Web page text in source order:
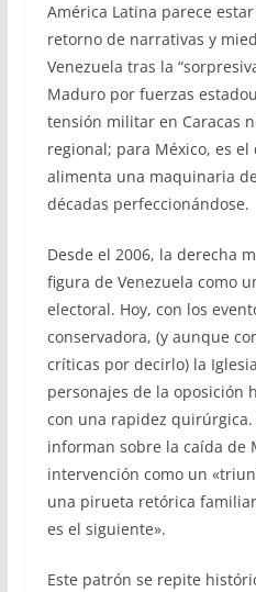
América Latina parece
retorno de narrativas y
Venezuela tras la
Maduro por fuerzas
tensión militar en Caracas
regional; para México, es
alimenta una maquinaria
décadas perfeccionándose.
Desde el 2006, la derecha
figura de Venezuela como
electoral. Hoy, con los
conservadora, (y aunque
críticas por decirlo) la
personajes de la oposición
con una rapidez
informan sobre la caída de
intervención como un
una pirueta retórica
es el siguiente».
Este patrón se repite